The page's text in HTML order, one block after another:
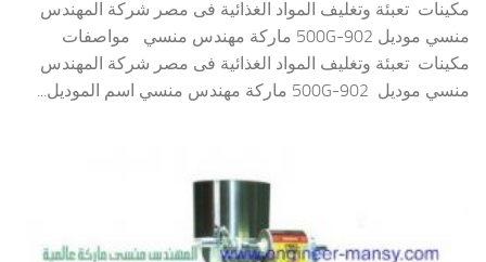
مكينات تعبئة وتغليف المواد الغذائية فى مصر شركة المهندس
منسي موديل 902-500G ماركة مهندس منسي مواصفات
مكينات تعبئة وتغليف المواد الغذائية فى مصر شركة المهندس
منسي موديل 902-500G ماركة مهندس منسي اسم الموديل...